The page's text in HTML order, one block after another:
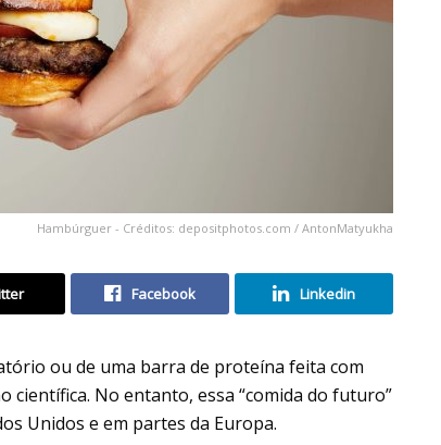
Hambúrguer - Créditos: depositphotos.com / AntonMatyukha
Facebook Linkedin
ou de uma barra de proteína feita com
científica. No entanto, essa “comida do futuro”
Unidos e em partes da Europa.